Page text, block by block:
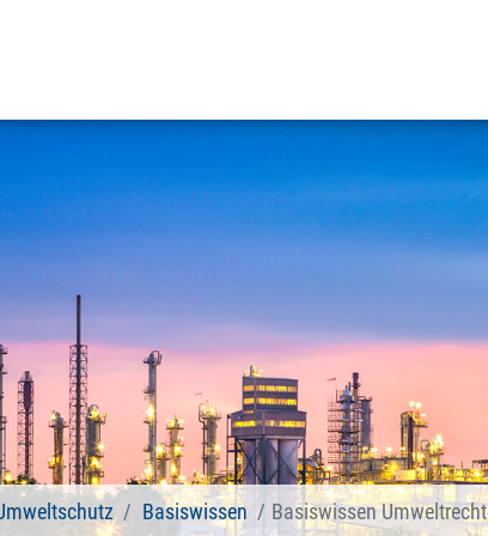
Basiswissen Basiswissen Umweltrecht